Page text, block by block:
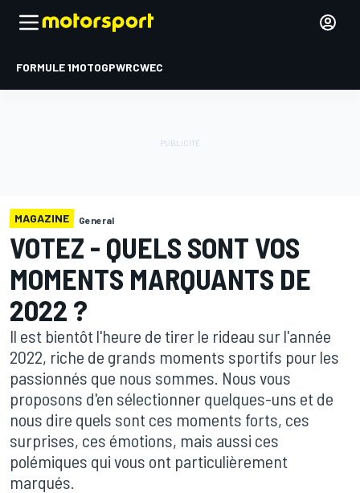
FORMULE 1MOTOGPWRCWEC
MAGAZINE General
VOTEZ - QUELS SONT VOS
MOMENTS MARQUANTS DE
2022 ?
Il est bientôt l'heure de tirer le rideau sur l'année
2022, riche de grands moments sportifs pour les
passionnés que nous sommes. Nous vous
proposons d'en sélectionner quelques-uns et de
nous dire quels sont ces moments forts, ces
surprises, ces émotions, mais aussi ces
polémiques qui vous ont particulièrement
marqués.